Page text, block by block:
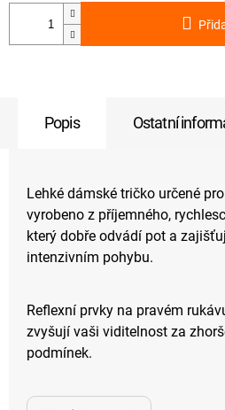
Popis Ostatní
Lehké dámské tričko určené
vyrobeno z příjemného,
který dobře odvádí pot a
intenzivním pohybu.
Reflexní prvky na pravém
zvyšují vaši viditelnost za
podmínek.